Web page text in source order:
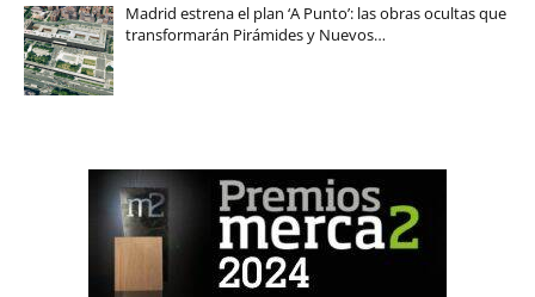
Madrid estrena el plan ‘A Punto’: las obras ocultas que
transformarán Pirámides y Nuevos…